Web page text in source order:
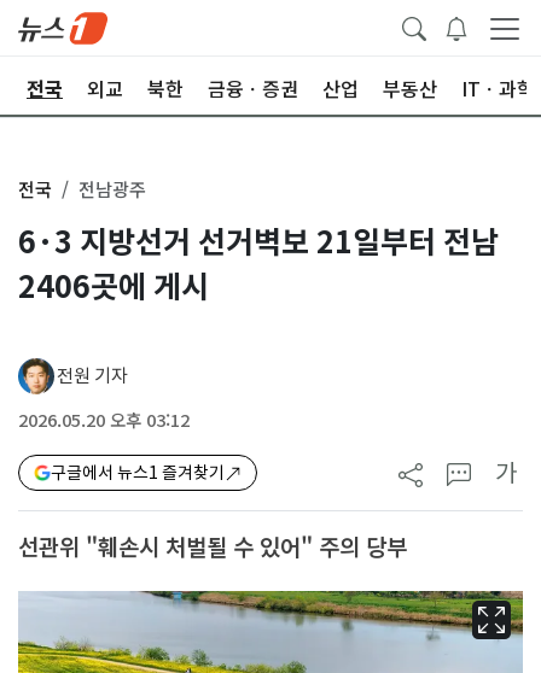
전국 외교 북한 금융ㆍ증권 산업 부동산 ITㆍ과학
전국 전남광주
6·3 지방선거 선거벽보 21일부터 전남
2406곳에 게시
전원 기자
2026.05.20 오후 03:12
구글에서 뉴스1 즐겨찾기 가
선관위 "훼손시 처벌될 수 있어" 주의 당부